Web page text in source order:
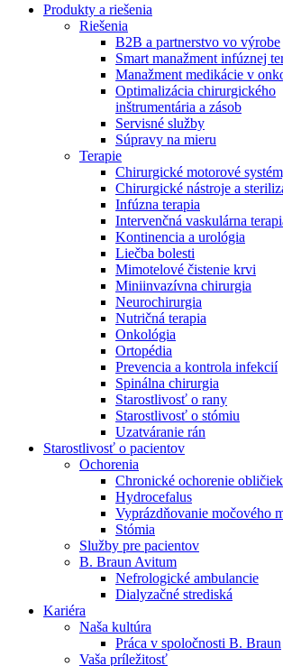
Produktový katalóg​
Objavte naše produkty. ​Navštívte
Braun​ s našim kompletným produktovým
Nefrologické ambulancie
V nefrologických ambulanciách
a prípravu pacientov k jednotlivým
obličiek. Zvoľte si mesto, ktoré
Zostaňte v dialógu s B. Braun. Kontaktujte
Produkty a riešenia
Riešenia
B2B a partnerstvo vo výrobe
Smart manažment infúznej
Manažment medikácie v
Optimalizácia chirurgického
inštrumentária a zásob
Servisné služby
Súpravy na mieru
Terapie
Chirurgické motorové
Chirurgické nástroje a
Infúzna terapia
Intervenčná vaskulárna
Kontinencia a urológia
Liečba bolesti
Mimotelové čistenie krvi
Miniinvazívna chirurgia
Neurochirurgia
Nutričná terapia
Onkológia
Ortopédia
Prevencia a kontrola infekcií
Spinálna chirurgia
Starostlivosť o rany
Starostlivosť o stómiu
Uzatváranie rán
Starostlivosť o pacientov
Ochorenia
Chronické ochorenie obličiek
Hydrocefalus
Vyprázdňovanie močového
Stómia
Služby pre pacientov
B. Braun Avitum
Nefrologické ambulancie
Dialyzačné strediská
Kariéra
Naša kultúra
Práca v spoločnosti B. Braun
Vaša príležitosť